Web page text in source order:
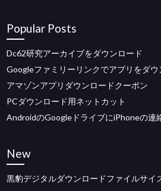
Popular Posts
Dc62研究アーカイブをダウンロード
Googleファミリーリンクでアプリをダ
アマゾンアプリダウンロードクーポン
PCダウンロード用ネットカット
AndroidのGoogleドライブにiPhoneの連
New
黒豹デジタルダウンロードファイルサイ